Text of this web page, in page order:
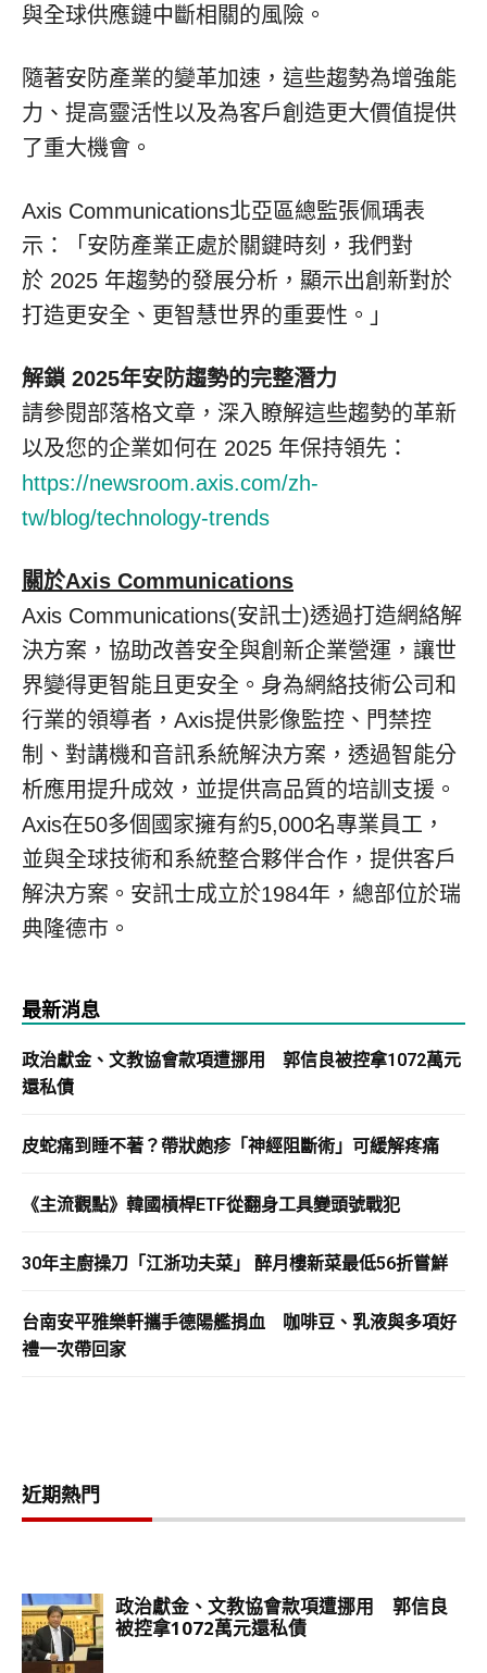
與全球供應鏈中斷相關的風險。
隨著安防產業的變革加速，這些趨勢為增強能
力、提高靈活性以及為客戶創造更大價值提供
了重大機會。
Axis Communications北亞區總監張佩瑀表
示：「安防產業正處於關鍵時刻，我們對
於 2025 年趨勢的發展分析，顯示出創新對於
打造更安全、更智慧世界的重要性。」
解鎖 2025年安防趨勢的完整潛力
請參閱部落格文章，深入瞭解這些趨勢的革新
以及您的企業如何在 2025 年保持領先：
https://newsroom.axis.com/zh-
tw/blog/technology-trends
關於Axis Communications
Axis Communications(安訊士)透過打造網絡解
決方案，協助改善安全與創新企業營運，讓世
界變得更智能且更安全。身為網絡技術公司和
行業的領導者，Axis提供影像監控、門禁控
制、對講機和音訊系統解決方案，透過智能分
析應用提升成效，並提供高品質的培訓支援。
Axis在50多個國家擁有約5,000名專業員工，
並與全球技術和系統整合夥伴合作，提供客戶
解決方案。安訊士成立於1984年，總部位於瑞
典隆德市。
最新消息
政治獻金、文教協會款項遭挪用 郭信良被控拿1072萬元
還私債
皮蛇痛到睡不著？帶狀皰疹「神經阻斷術」可緩解疼痛
《主流觀點》韓國槓桿ETF從翻身工具變頭號戰犯
30年主廚操刀「江浙功夫菜」 醉月樓新菜最低56折嘗鮮
台南安平雅樂軒攜手德陽艦捐血 咖啡豆、乳液與多項好
禮一次帶回家
近期熱門